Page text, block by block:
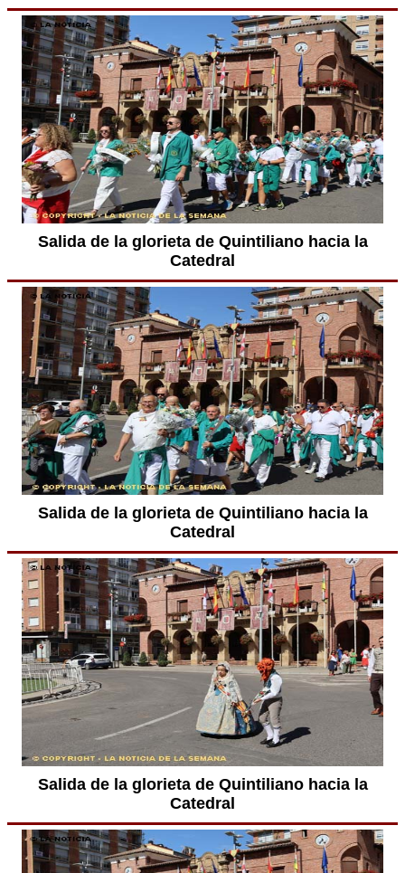
Salida de la glorieta de Quintiliano hacia la
Catedral
Salida de la glorieta de Quintiliano hacia la
Catedral
Salida de la glorieta de Quintiliano hacia la
Catedral